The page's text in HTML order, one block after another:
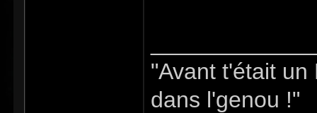
"Avant t'était
dans l'genou !"